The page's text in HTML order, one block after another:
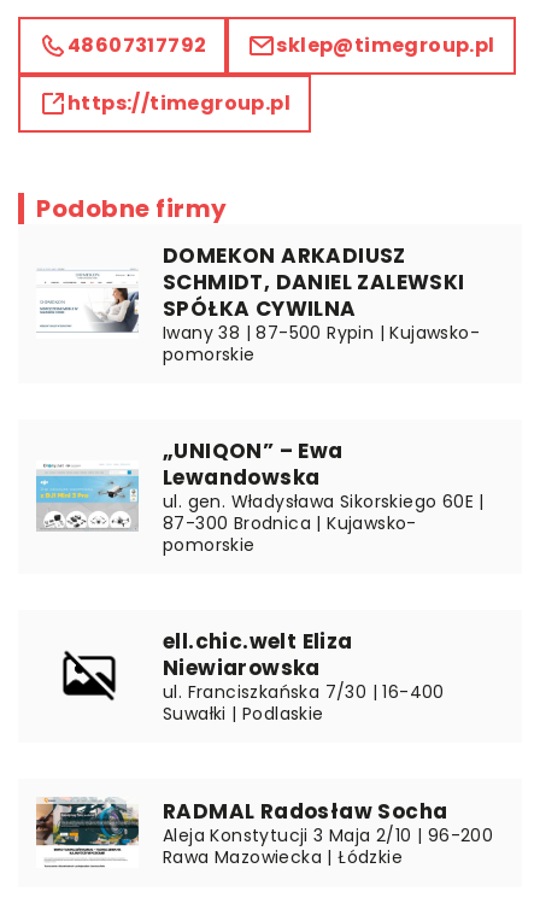
48607317792 sklep@timegroup.pl
https://timegroup.pl
Podobne firmy
DOMEKON ARKADIUSZ
SCHMIDT, DANIEL ZALEWSKI
SPÓŁKA CYWILNA
Iwany 38 | 87-500 Rypin | Kujawsko-
pomorskie
„UNIQON” – Ewa
Lewandowska
ul. gen. Władysława Sikorskiego 60E |
87-300 Brodnica | Kujawsko-
pomorskie
ell.chic.welt Eliza
Niewiarowska
ul. Franciszkańska 7/30 | 16-400
Suwałki | Podlaskie
RADMAL Radosław Socha
Aleja Konstytucji 3 Maja 2/10 | 96-200
Rawa Mazowiecka | Łódzkie